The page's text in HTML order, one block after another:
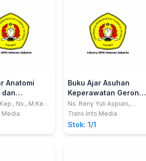
Anatomi
dan
Sistem
Ns., M.Kep.;
M.Keb.
Media
Buku Ajar Asuhan
Keperawatan Gerontik
: Jilid 1 (Aplikasi
NANDA, NIC dan NOC)
Ns. Reny Yuli Aspiani,
S.Kep
Trans Info Media
Stok: 1/1